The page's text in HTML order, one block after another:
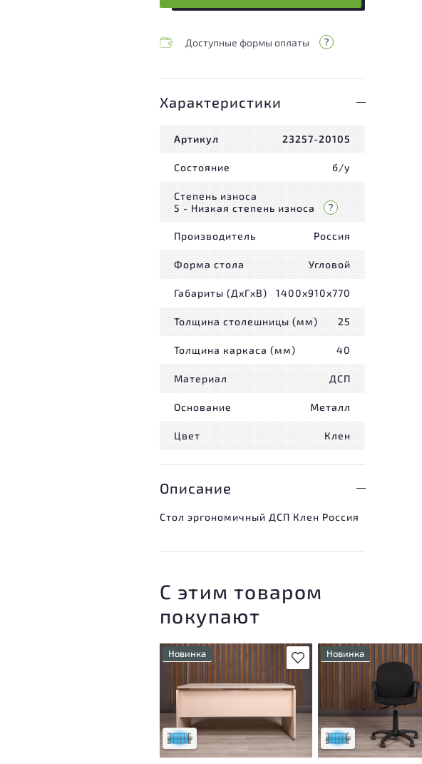
Доступные формы оплаты
Характеристики
Артикул 23257-20105
Состояние б/у
Степень износа
5 - Низкая степень износа
Производитель Россия
Форма стола Угловой
Габариты (ДxГxВ) 1400x910x770
Толщина столешницы (мм) 25
Толщина каркаса (мм) 40
Материал ДСП
Основание Металл
Цвет Клен
Описание
Стол эргономичный ДСП Клен Россия
С этим товаром
покупают
В избранное
Новинка
приближено к новому, могут
присутствовать
незначительные следы
эксплуатации
Низкая степень износа
Новинка
Состояние товара
приближено к новому,
присутствовать
незначительные следы
эксплуатации
Низкая степень